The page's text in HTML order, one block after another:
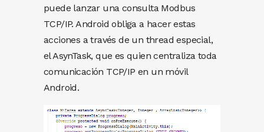
puede lanzar una consulta Modbus
TCP/IP. Android obliga a hacer estas
acciones a través de un thread especial,
el AsynTask, que es quien centraliza toda
comunicación TCP/IP en un móvil
Android.